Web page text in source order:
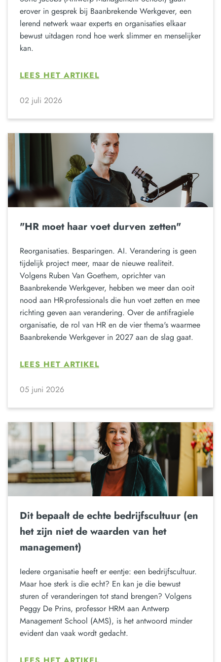
erover in gesprek bij Baanbrekende Werkgever, een
lerend netwerk waar experts en organisaties elkaar
bewust uitdagen rond hoe werk slimmer en menselijker
kan.
LEES HET ARTIKEL
02 juli 2026
"HR moet haar voet durven zetten"
Reorganisaties. Besparingen. AI. Verandering is geen
tijdelijk project meer, maar de nieuwe realiteit.
Volgens Ruben Van Goethem, oprichter van
Baanbrekende Werkgever, hebben we meer dan ooit
nood aan HR-professionals die hun voet zetten en mee
richting geven aan verandering. Over de antifragiele
organisatie, de rol van HR en de vier thema's waarmee
Baanbrekende Werkgever in 2027 aan de slag gaat.
LEES HET ARTIKEL
05 juni 2026
Dit bepaalt de echte bedrijfscultuur (en
het zijn niet de waarden van het
management)
Iedere organisatie heeft er eentje: een bedrijfscultuur.
Maar hoe sterk is die echt? En kan je die bewust
sturen of veranderingen tot stand brengen? Volgens
Peggy De Prins, professor HRM aan Antwerp
Management School (AMS), is het antwoord minder
evident dan vaak wordt gedacht.